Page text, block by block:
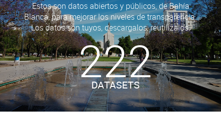
Estos son datos abiertos y públicos, de Bahía
Blanca, para mejorar los niveles de transparencia.
Los datos son tuyos, descargalos, reutilizalos.
222
DATASETS